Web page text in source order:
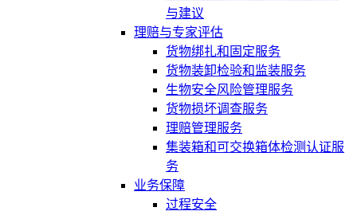
与建议
理赔与专家评估
货物绑扎和固定服务
货物装卸检验和监装服务
生物安全风险管理服务
货物损坏调查服务
理赔管理服务
集装箱和可交换箱体检测认证服
务
业务保障
过程安全